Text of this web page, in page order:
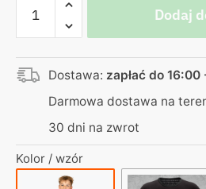
Koszulka
dziecięca
czarna
–
Egzorcysta
Uczę
się
Dodaj
Dostawa: zapłać do
Darmowa dostawa na
30 dni na zwrot
Kolor / wzór